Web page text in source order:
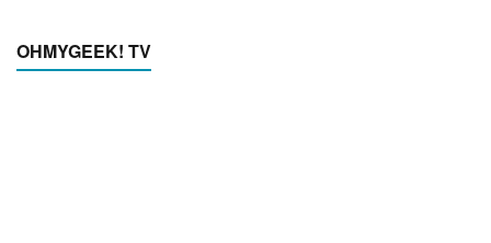
OHMYGEEK! TV